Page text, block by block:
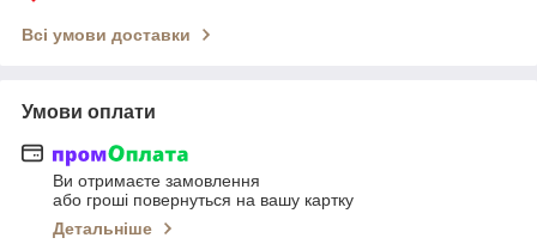
Всі умови доставки
Умови оплати
Ви отримаєте замовлення
або гроші повернуться на вашу картку
Детальніше